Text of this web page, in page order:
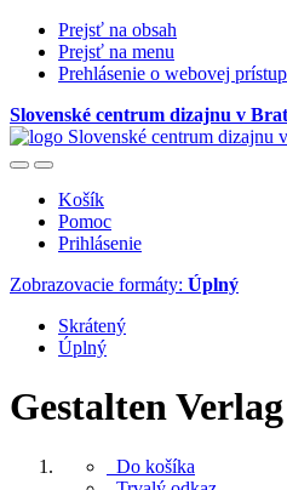
Prejsť na obsah
Prejsť na menu
Prehlásenie o webovej
Slovenské centrum dizajnu v
Košík
Pomoc
Prihlásenie
Zobrazovacie formáty: Úplný
Skrátený
Úplný
Gestalten Verlag
Do košíka